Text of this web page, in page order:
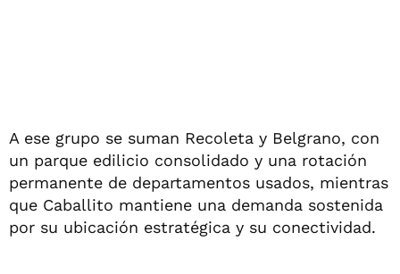
A ese grupo se suman Recoleta y Belgrano, con
un parque edilicio consolidado y una rotación
permanente de departamentos usados, mientras
que Caballito mantiene una demanda sostenida
por su ubicación estratégica y su conectividad.